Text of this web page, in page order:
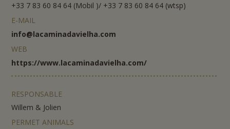
+33 7 83 60 84 64 (Mobil )/ +33 7 83 60 84 64 (wtsp)
E-MAIL
info@lacaminadavielha.com
WEB
https://www.lacaminadavielha.com/
RESPONSABLE
Willem & Jolien
PERMET ANIMALS